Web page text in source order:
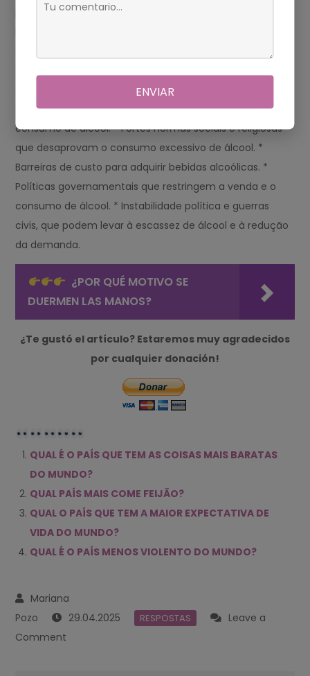
por normas sociais e religiosas. O governo também
álcool nos países listados acima: * Interpretações
estritas da lei islâmica, que proíbem ou desencorajam o
consumo de álcool. * Fortes normas sociais e religiosas
que desaprovam o consumo excessivo de álcool. *
Barreiras de custo para adquirir bebidas alcoólicas. *
Políticas governamentais que restringem a venda e o
consumo de álcool. * Instabilidade política e guerras
civis, que podem levar à escassez de álcool e à redução
da demanda.
¿POR QUÉ MOTIVO SE
DUERMEN LAS MANOS?
¿Te gustó el artículo? Estaremos muy agradecidos
por cualquier donación!
QUAL É O PAÍS QUE TEM AS COISAS MAIS BARATAS
DO MUNDO?
QUAL PAÍS MAIS COME FEIJÃO?
QUAL O PAÍS QUE TEM A MAIOR EXPECTATIVA DE
VIDA DO MUNDO?
QUAL É O PAÍS MENOS VIOLENTO DO MUNDO?
29.04.2025 RESPOSTAS
Leave a
Comment
ENVIAR